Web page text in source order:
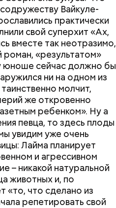
Вайкуле-
практически
свой суперхит «Ах,
вместе так неотразимо,
«результатом»
юноше сейчас должно бы
ни на одном из
молчит,
же откровенно
ребенком». Ну а
певца, то здесь плоды
увидим уже очень
Лайма планирует
и агрессивном
– никакой натуральной
животных и, по
«то, что сделано из
репетировать свой